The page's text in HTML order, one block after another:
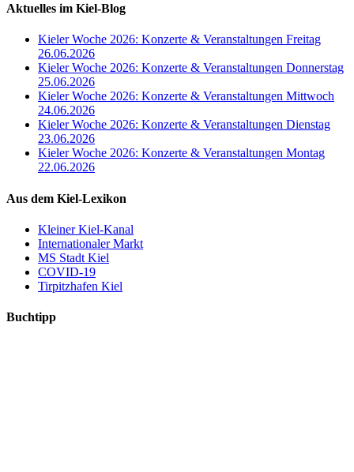
Aktuelles im Kiel-Blog
Kieler Woche 2026: Konzerte & Veranstaltungen Freitag
26.06.2026
Kieler Woche 2026: Konzerte & Veranstaltungen Donnerstag
25.06.2026
Kieler Woche 2026: Konzerte & Veranstaltungen Mittwoch
24.06.2026
Kieler Woche 2026: Konzerte & Veranstaltungen Dienstag
23.06.2026
Kieler Woche 2026: Konzerte & Veranstaltungen Montag
22.06.2026
Aus dem Kiel-Lexikon
Kleiner Kiel-Kanal
Internationaler Markt
MS Stadt Kiel
COVID-19
Tirpitzhafen Kiel
Buchtipp